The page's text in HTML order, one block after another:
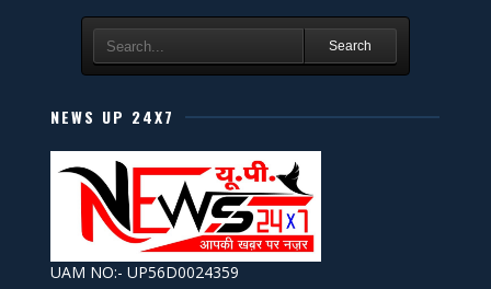
Search
NEWS UP 24X7
UAM NO:- UP56D0024359